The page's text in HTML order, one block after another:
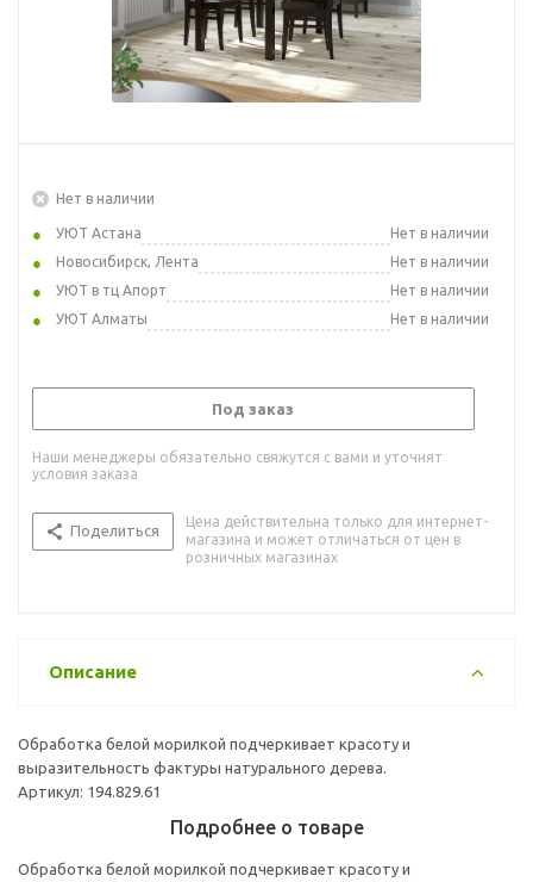
Нет в наличии
УЮТ Астана
Нет в наличии
Новосибирск, Лента
Нет в наличии
УЮТ в тц Апорт
Нет в наличии
УЮТ Алматы
Нет в наличии
Под заказ
Наши менеджеры обязательно свяжутся с вами и уточнят
условия заказа
Поделиться
Цена действительна только для интернет-
магазина и может отличаться от цен в
розничных магазинах
Описание
Обработка белой морилкой подчеркивает красоту и
выразительность фактуры натурального дерева.
Артикул: 194.829.61
Подробнее о товаре
Обработка белой морилкой подчеркивает красоту и